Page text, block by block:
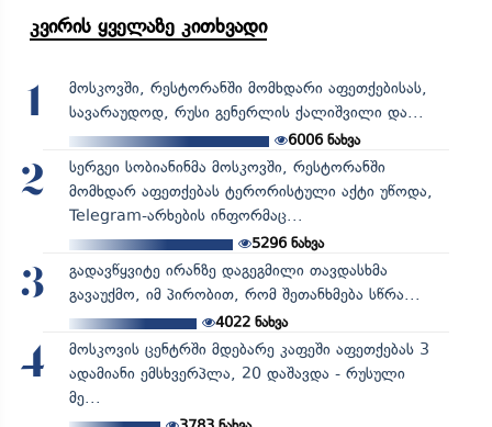
კვირის ყველაზე კითხვადი
1
მოსკოვში, რესტორანში მომხდარი აფეთქებისას,
სავარაუდოდ, რუსი გენერლის ქალიშვილი და...
6006ნახვა
2
სერგეი სობიანინმა მოსკოვში, რესტორანში
მომხდარ აფეთქებას ტერორისტული აქტი უწოდა,
Telegram-არხების ინფორმაც...
5296ნახვა
3
გადავწყვიტე ირანზე დაგეგმილი თავდასხმა
გავაუქმო, იმ პირობით, რომ შეთანხმება სწრა...
4022ნახვა
4
მოსკოვის ცენტრში მდებარე კაფეში აფეთქებას 3
ადამიანი ემსხვერპლა, 20 დაშავდა - რუსული
მე...